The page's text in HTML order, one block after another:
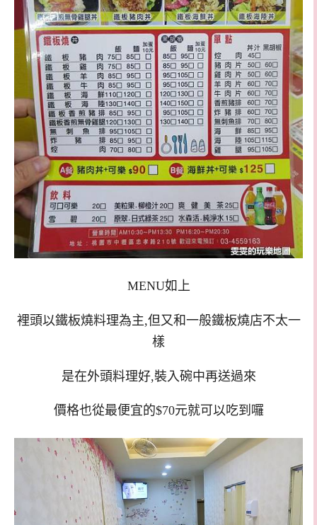
MENU如上
裡頭以鐵板燒料理為主,但又和一般鐵板燒店不太一
樣
是在外頭料理好,裝入碗中再送過來
價格也從最便宜的$70元就可以吃到囉